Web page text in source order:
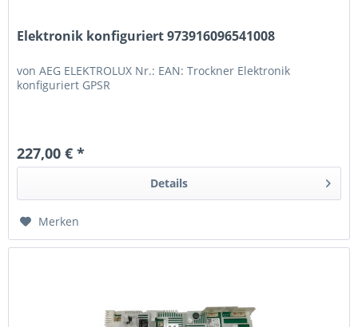
Elektronik konfiguriert 973916096541008
von AEG ELEKTROLUX Nr.: EAN: Trockner Elektronik
konfiguriert GPSR
227,00 € *
Details
Merken